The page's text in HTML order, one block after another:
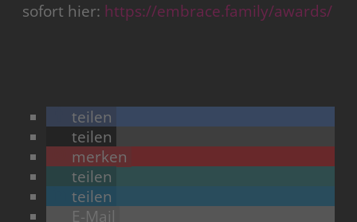
sofort hier: https://embrace.family/awards/
teilen
teilen
merken
teilen
teilen
E-Mail